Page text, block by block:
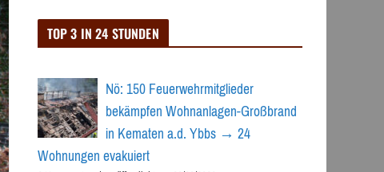
TOP 3 IN 24 STUNDEN
Nö: 150 Feuerwehrmitglieder
bekämpfen Wohnanlagen-Großbrand
in Kematen a.d. Ybbs → 24
Wohnungen evakuiert